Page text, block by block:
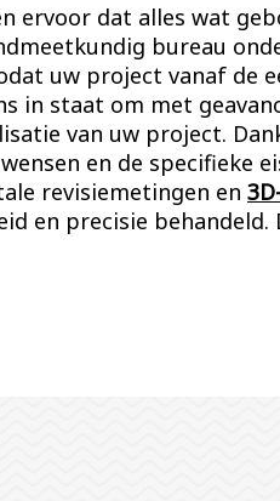
ervoor dat alles wat
bureau
uw project vanaf de
in staat om met
van uw project.
en de specifieke
revisiemetingen en
en precisie behandeld.